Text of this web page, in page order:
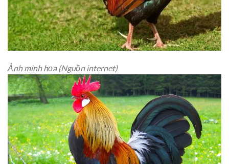
Ảnh minh họa (Nguồn internet)